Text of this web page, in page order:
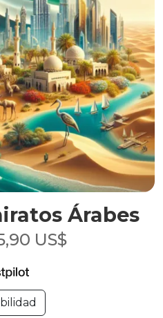
Árabes
US$